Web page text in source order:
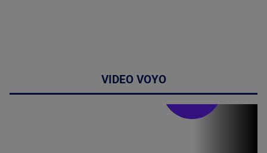
VIDEO VOYO